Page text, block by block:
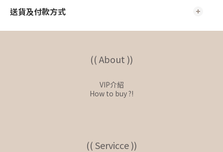
送貨及付款方式
(( About ))
VIP介紹
How to buy ?!
(( Servicce ))